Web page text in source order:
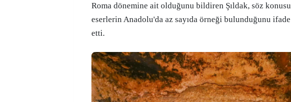
Roma dönemine ait olduğunu bildiren Şıldak, söz konusu
eserlerin Anadolu'da az sayıda örneği bulunduğunu ifade
etti.